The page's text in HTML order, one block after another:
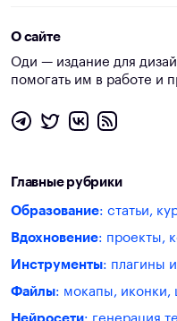
О сайте
Оди — издание для
помогать им в работе и
Главные рубрики
Образование: статьи,
Вдохновение: проекты,
Инструменты: плагины
Файлы: мокапы, иконки,